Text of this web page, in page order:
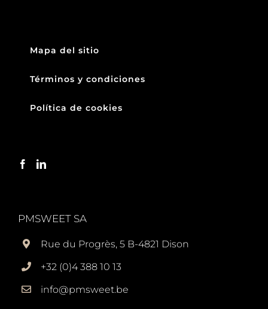
Mapa del sitio
Términos y condiciones
Política de cookies
PMSWEET SA
Rue du Progrès, 5 B-4821 Dison
+32 (0)4 388 10 13
info@pmsweet.be